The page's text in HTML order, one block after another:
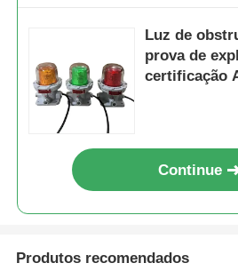
Luz de
prova de
certificação
Continue
Produtos recomendados